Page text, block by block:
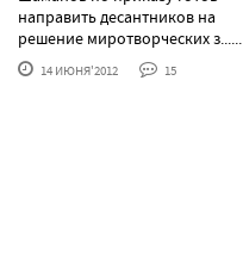
направить десантников на
решение миротворческих з......
14 ИЮНЯ'2012 15